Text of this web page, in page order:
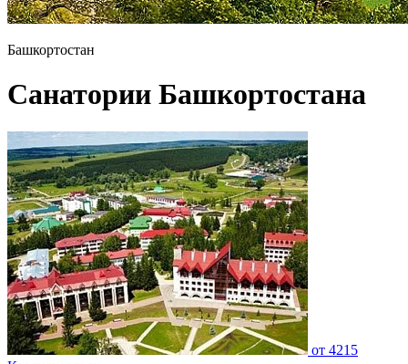
Башкортостан
Санатории Башкортостана
от 4215